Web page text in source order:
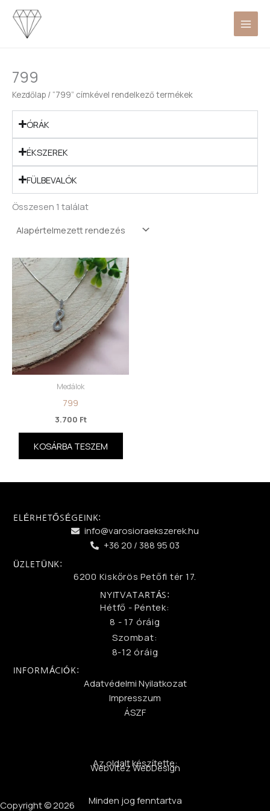
Skip
content
799
Kezdőlap / “799” címkével rendelkező termékek
ÓRÁK
ÉKSZEREK
FÜLBEVALÓK
Összesen 1 találat
Medálok
799
3.700 Ft
KOSÁRBA TESZEM
ELÉRHETŐSÉGEINK:
info@varosioraekszerek.hu
+36 20 / 388 95 03
ÜZLETÜNK:
6200 Kiskőrös Petőfi tér 17.
NYITVATARTÁS:
Hétfő - Péntek:
8 - 17 óráig
Szombat:
8-12 óráig
INFORMÁCIÓK:
Adatvédelmi Nyilatkozat
Impresszum
ÁSZF
Az oldalt készítette:
WebVitéz WebDesign
Minden jog fenntartva
Copyright © 2026